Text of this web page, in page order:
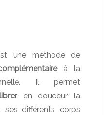
une méthode de
à la
Il permet
en douceur la
ses différents corps